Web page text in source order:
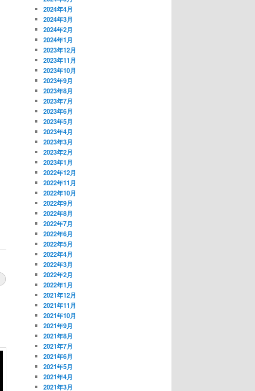
2024年4月
2024年3月
2024年2月
2024年1月
2023年12月
2023年11月
2023年10月
2023年9月
2023年8月
2023年7月
2023年6月
2023年5月
2023年4月
2023年3月
2023年2月
2023年1月
2022年12月
2022年11月
2022年10月
2022年9月
2022年8月
2022年7月
2022年6月
2022年5月
2022年4月
2022年3月
2022年2月
2022年1月
2021年12月
2021年11月
2021年10月
2021年9月
2021年8月
2021年7月
2021年6月
2021年5月
2021年4月
2021年3月